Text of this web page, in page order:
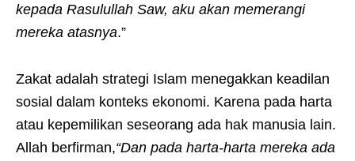
kepada Rasulullah Saw, aku akan memerangi
mereka atasnya.”
Zakat adalah strategi Islam menegakkan keadilan
sosial dalam konteks ekonomi. Karena pada harta
atau kepemilikan seseorang ada hak manusia lain.
Allah berfirman,“Dan pada harta-harta mereka ada